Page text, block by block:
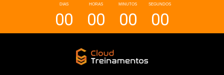
DIAS HORAS MINUTOS SEGUNDOS
00 00 00 00